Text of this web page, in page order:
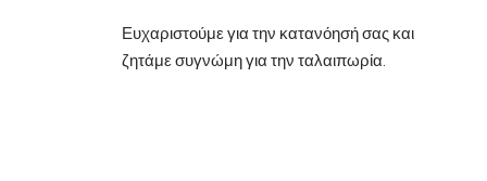
Ευχαριστούμε για την κατανόησή σας και
ζητάμε συγνώμη για την ταλαιπωρία.